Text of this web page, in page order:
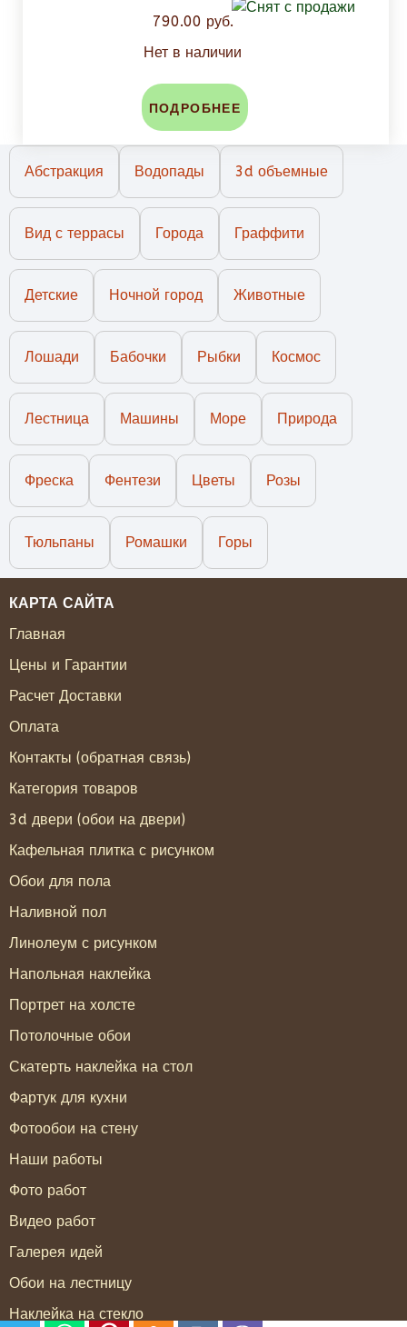
790.00 руб.
Нет в наличии
ПОДРОБНЕЕ
Абстракция Водопады 3d объемные
Вид с террасы Города Граффити
Детские Ночной город Животные
Лошади Бабочки Рыбки Космос
Лестница Машины Море Природа
Фреска Фентези Цветы Розы
Тюльпаны Ромашки Горы
КАРТА САЙТА
Главная
Цены и Гарантии
Расчет Доставки
Оплата
Контакты (обратная связь)
Категория товаров
3d двери (обои на двери)
Кафельная плитка с рисунком
Обои для пола
Наливной пол
Линолеум с рисунком
Напольная наклейка
Портрет на холсте
Потолочные обои
Скатерть наклейка на стол
Фартук для кухни
Фотообои на стену
Наши работы
Фото работ
Видео работ
Галерея идей
Обои на лестницу
Наклейка на стекло